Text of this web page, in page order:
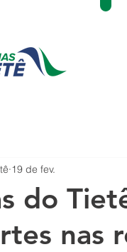
do
nas
19 de fev.